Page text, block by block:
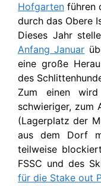
Hofgarten führen
durch das Obere
Dieses Jahr
Anfang Januar
eine große
des
Zum einen
schwieriger, zum
(Lagerplatz der
aus dem Dorf
teilweise
FSSC und des
für die Stake out